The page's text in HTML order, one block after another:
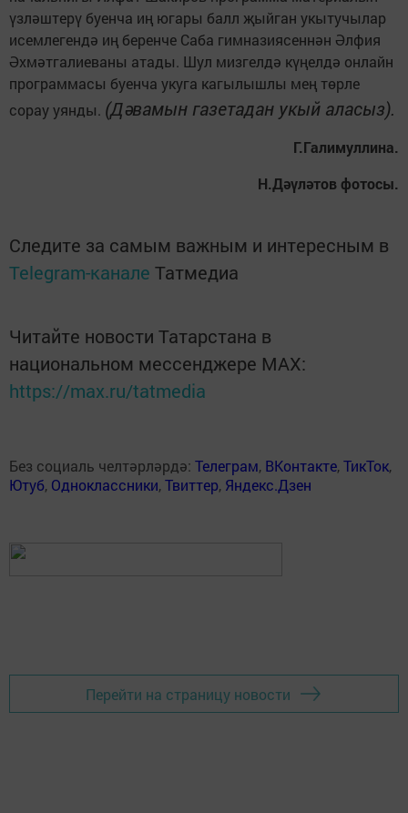
үзләштерү буенча иң югары балл җыйган укытучылар
исемлегендә иң беренче Саба гимназиясеннән Әлфия
Әхмәтгалиеваны атады. Шул мизгелдә күңелдә онлайн
программасы буенча укуга кагылышлы мең төрле
сорау уянды. (Дәвамын газетадан укый аласыз).
Г.Галимуллина.
Н.Дәүләтов фотосы.
Следите за самым важным и интересным в
Telegram-канале Татмедиа
Читайте новости Татарстана в
национальном мессенджере MАХ:
https://max.ru/tatmedia
Без социаль челтәрләрдә: Телеграм, ВКонтакте,ТикТок,
Ютуб, Одноклассники,Твиттер, Яндекс.Дзен
Перейти на страницу новости